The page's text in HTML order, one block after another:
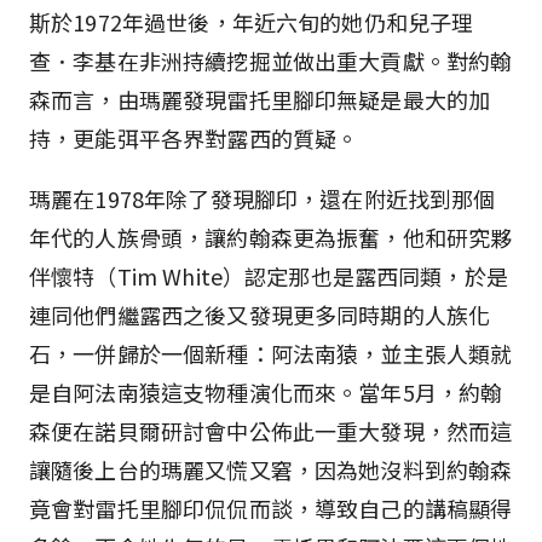
斯於1972年過世後，年近六旬的她仍和兒子理
查．李基在非洲持續挖掘並做出重大貢獻。對約翰
森而言，由瑪麗發現雷托里腳印無疑是最大的加
持，更能弭平各界對露西的質疑。
瑪麗在1978年除了發現腳印，還在附近找到那個
年代的人族骨頭，讓約翰森更為振奮，他和研究夥
伴懷特（Tim White）認定那也是露西同類，於是
連同他們繼露西之後又發現更多同時期的人族化
石，一併歸於一個新種：阿法南猿，並主張人類就
是自阿法南猿這支物種演化而來。當年5月，約翰
森便在諾貝爾研討會中公佈此一重大發現，然而這
讓隨後上台的瑪麗又慌又窘，因為她沒料到約翰森
竟會對雷托里腳印侃侃而談，導致自己的講稿顯得